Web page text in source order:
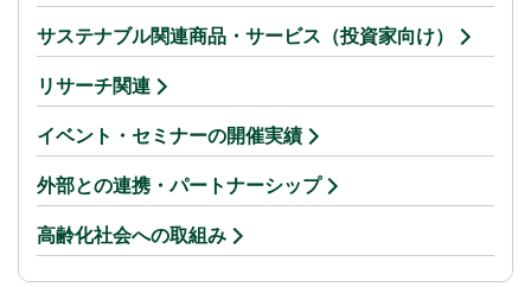
サステナブル関連商品・サービス（投資家向け）
リサーチ関連
イベント・セミナーの開催実績
外部との連携・パートナーシップ
高齢化社会への取組み